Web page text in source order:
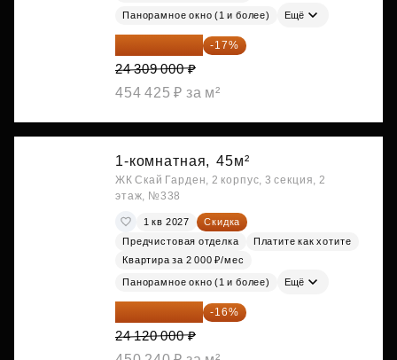
Панорамное окно (1 и более) Ещё
20 176 470 ₽ -17%
24 309 000 ₽
454 425 ₽ за м²
1-комнатная, 45м²
ЖК Скай Гарден, 2 корпус, 3 секция, 2
этаж, №338
1 кв 2027
Скидка
Предчистовая отделка
Платите как хотите
Квартира за 2 000 ₽/мес
Панорамное окно (1 и более) Ещё
20 260 800 ₽ -16%
24 120 000 ₽